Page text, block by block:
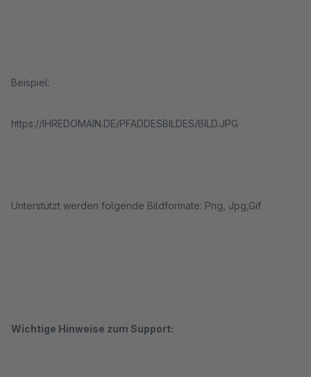
Beispiel:
https://IHREDOMAIN.DE/PFADDESBILDES/BILD.JPG
Unterstützt werden folgende Bildformate: Png, Jpg,Gif
Wichtige Hinweise zum Support: